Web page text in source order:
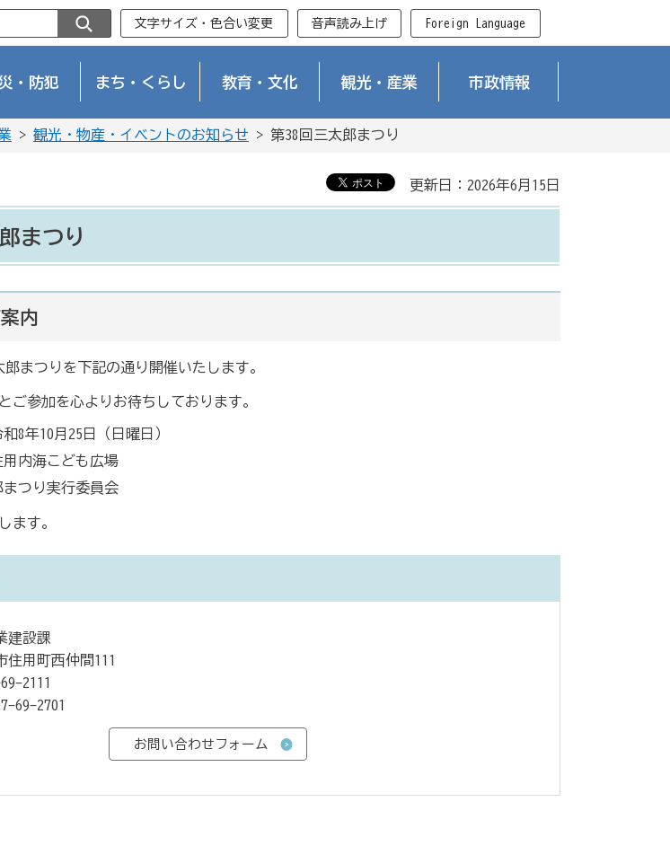
文字サイズ・色合い変更 音声読み上げ Foreign Language
・防犯 まち・くらし 教育・文化 観光・産業 市政情報
> 観光・物産・イベントのお知らせ > 第38回三太郎まつり
更新日：2026年6月15日
まつり
内
まつりを下記の通り開催いたします。
ご参加を心よりお待ちしております。
8年10月25日（日曜日）
用内海こども広場
つり実行委員会
ます。
建設課
用町西仲間111
2111
69-2701